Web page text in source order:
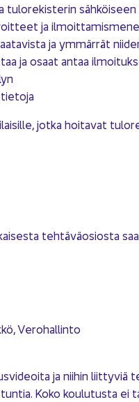
tu­lo­re­kis­te­rin
ja
ja ym­mär­rät
ja osaat antaa
tie­to­ja
jotka hoi­ta­vat
teh­tä­vä­osios­ta
Ve­ro­hal­lin­to
ja nii­hin liit­ty­viä
Koko kou­lu­tus­ta